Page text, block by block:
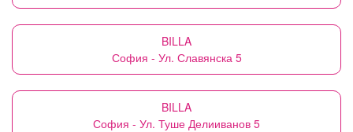
BILLA
София - Ул. Славянска 5
BILLA
София - Ул. Туше Делииванов 5